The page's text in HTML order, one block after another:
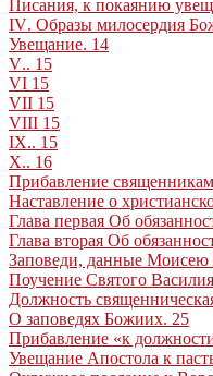
Писания, к покаянию
IV. Образы милосердия
Увещание. 14
V.. 15
VI 15
VII 15
VIII 15
IX.. 15
X.. 16
Прибавление
Наставление о
Глава первая Об
Глава вторая Об
Заповеди, данные Моисею
Поучение Святого
Должность
О заповедях Божиих. 25
Прибавление «к
Увещание Апостола к